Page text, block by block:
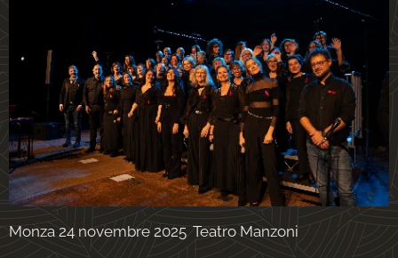
Monza 24 novembre 2025 Teatro Manzoni